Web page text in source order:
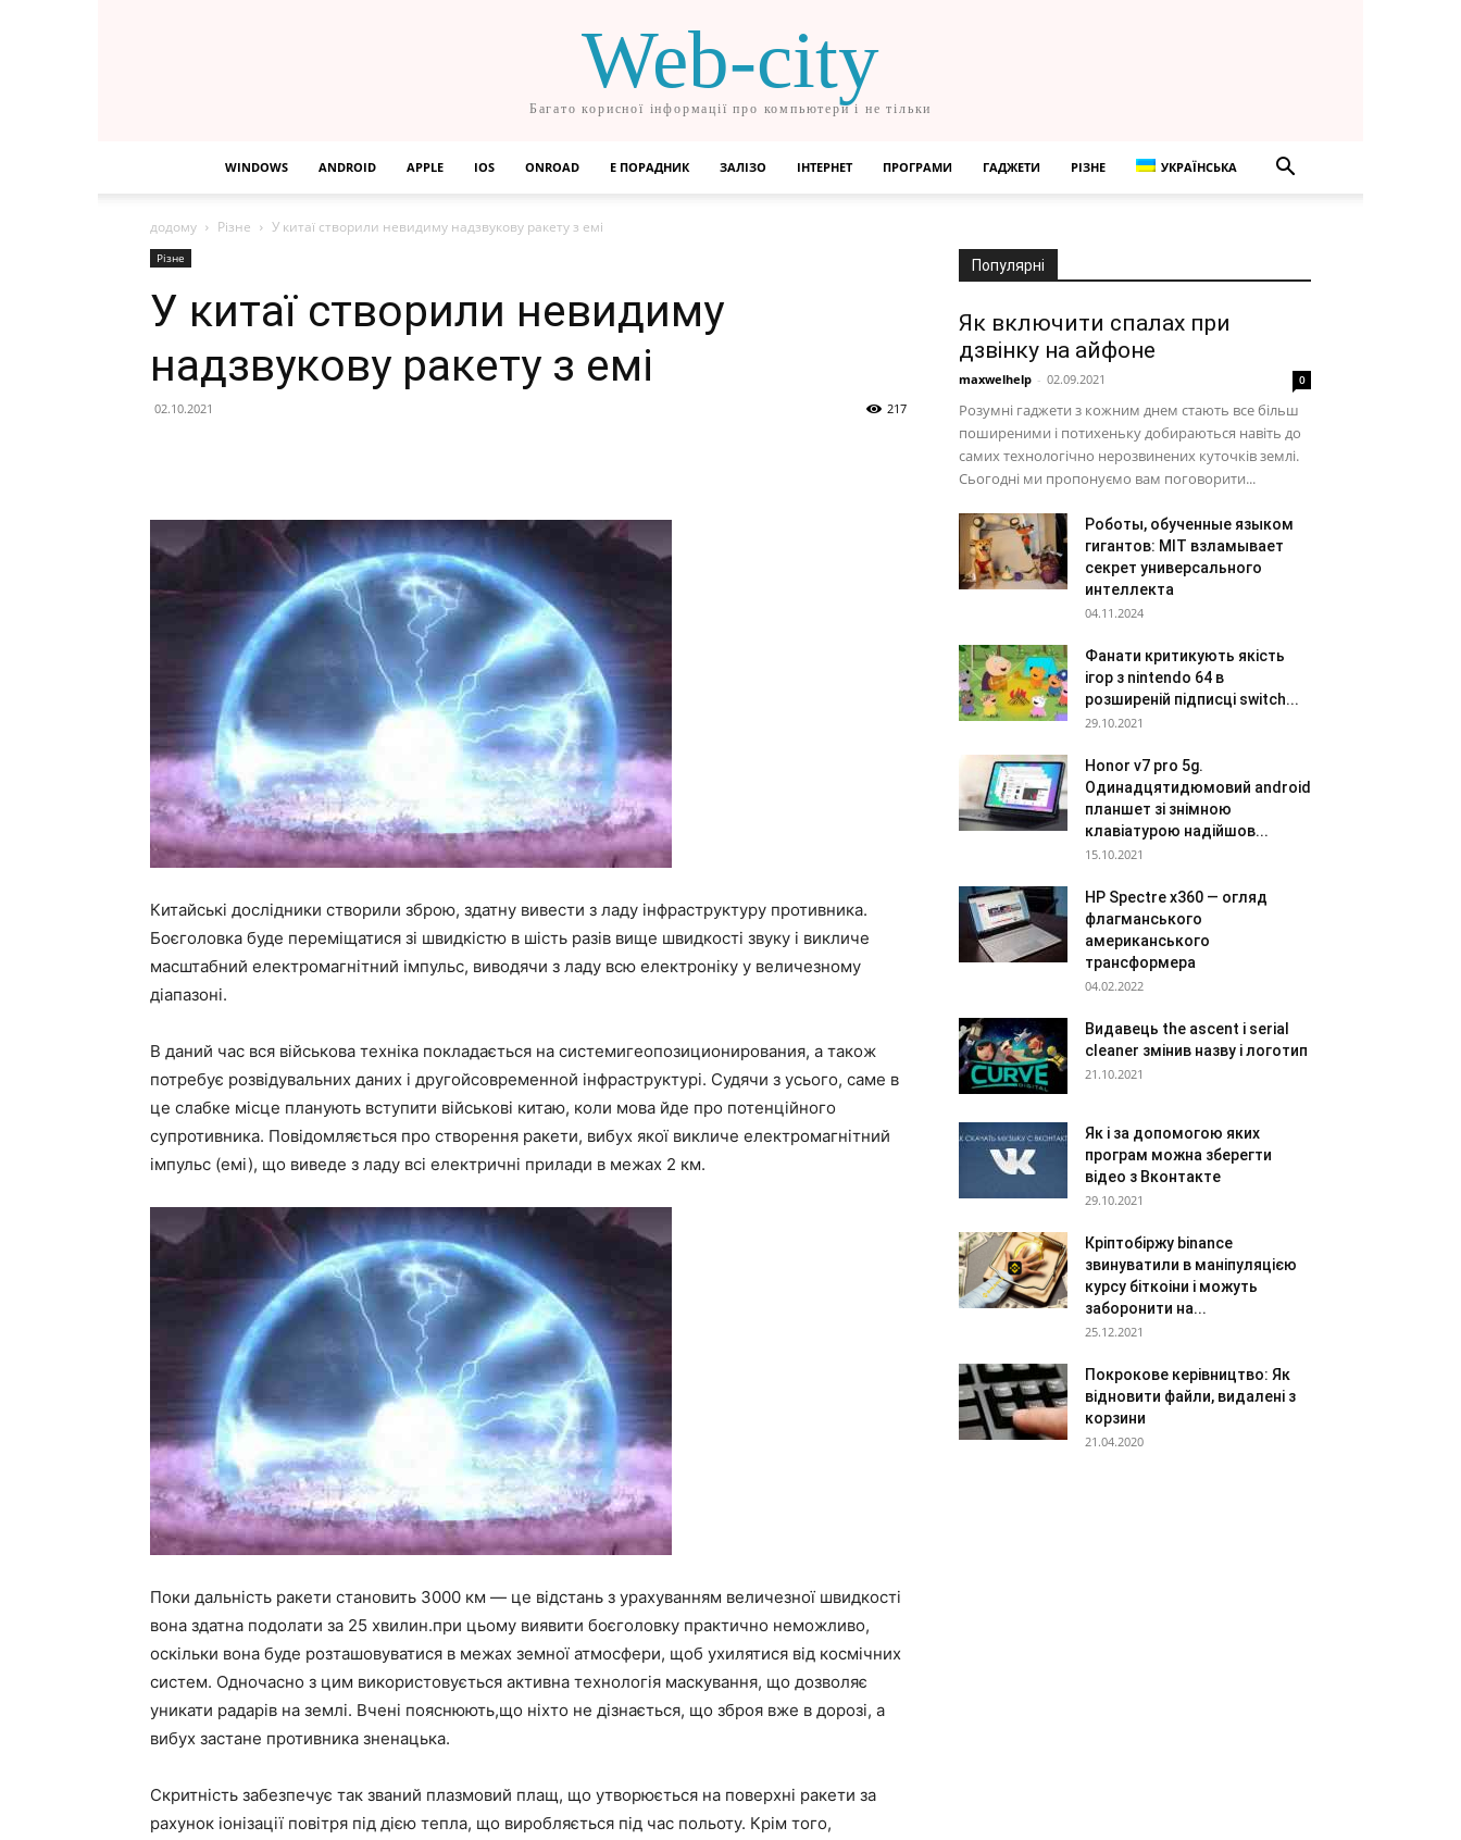
Web-city
Багато корисної інформації про компьютери і не тільки
WINDOWS ANDROID APPLE IOS ONROAD Е ПОРАДНИК ЗАЛІЗО ІНТЕРНЕТ ПРОГРАМИ ГАДЖЕТИ РІЗНЕ УКРАЇНСЬКА
додому Різне У китаї створили невидиму надзвукову ракету з емі
Різне
У китаї створили невидиму
надзвукову ракету з емі
02.10.2021 217
Китайські дослідники створили зброю, здатну вивести з ладу інфраструктуру противника.
Боєголовка буде переміщатися зі швидкістю в шість разів вище швидкості звуку і викличе
масштабний електромагнітний імпульс, виводячи з ладу всю електроніку у величезному
діапазоні.
В даний час вся військова техніка покладається на системигеопозиционирования, а також
потребує розвідувальних даних і другойсовременной інфраструктурі. Судячи з усього, саме в
це слабке місце планують вступити військові китаю, коли мова йде про потенційного
супротивника. Повідомляється про створення ракети, вибух якої викличе електромагнітний
імпульс (емі), що виведе з ладу всі електричні прилади в межах 2 км.
Поки дальність ракети становить 3000 км — це відстань з урахуванням величезної швидкості
вона здатна подолати за 25 хвилин.при цьому виявити боєголовку практично неможливо,
оскільки вона буде розташовуватися в межах земної атмосфери, щоб ухилятися від космічних
систем. Одночасно з цим використовується активна технологія маскування, що дозволяє
уникати радарів на землі. Вчені пояснюють,що ніхто не дізнається, що зброя вже в дорозі, а
вибух застане противника зненацька.
Скритність забезпечує так званий плазмовий плащ, що утворюється на поверхні ракети за
рахунок іонізації повітря під дією тепла, що виробляється під час польоту. Крім того,
Популярні
Як включити спалах при
дзвінку на айфоне
maxwelhelp - 02.09.2021 0
Розумні гаджети з кожним днем стають все більш
поширеними і потихеньку добираються навіть до
самих технологічно нерозвинених куточків землі.
Сьогодні ми пропонуємо вам поговорити...
Роботы, обученные языком
гигантов: MIT взламывает
секрет универсального
интеллекта
04.11.2024
Фанати критикують якість
ігор з nintendo 64 в
розширеній підписці switch...
29.10.2021
Honor v7 pro 5g.
Одинадцятидюмовий android
планшет зі знімною
клавіатурою надійшов...
15.10.2021
HP Spectre x360 — огляд
флагманського
американського
трансформера
04.02.2022
Видавець the ascent і serial
cleaner змінив назву і логотип
21.10.2021
Як і за допомогою яких
програм можна зберегти
відео з Вконтакте
29.10.2021
Кріптобіржу binance
звинуватили в маніпуляцією
курсу біткоіни і можуть
заборонити на...
25.12.2021
Покрокове керівництво: Як
відновити файли, видалені з
корзини
21.04.2020